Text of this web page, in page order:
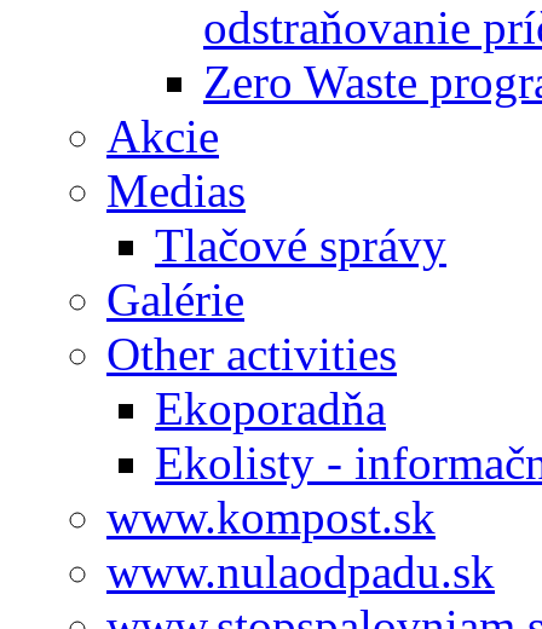
odstraňovanie
Zero Waste
Akcie
Medias
Tlačové správy
Galérie
Other activities
Ekoporadňa
Ekolisty -
www.kompost.sk
www.nulaodpadu.sk